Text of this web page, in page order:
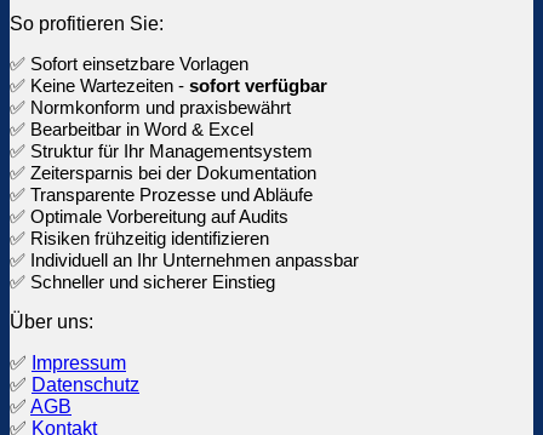
So profitieren Sie:
✅ Sofort einsetzbare Vorlagen
✅ Keine Wartezeiten - sofort verfügbar
✅ Normkonform und praxisbewährt
✅ Bearbeitbar in Word & Excel
✅ Struktur für Ihr Managementsystem
✅ Zeitersparnis bei der Dokumentation
✅ Transparente Prozesse und Abläufe
✅ Optimale Vorbereitung auf Audits
✅ Risiken frühzeitig identifizieren
✅ Individuell an Ihr Unternehmen anpassbar
✅ Schneller und sicherer Einstieg
Über uns:
✅ Impressum
✅ Datenschutz
✅ AGB
✅ Kontakt